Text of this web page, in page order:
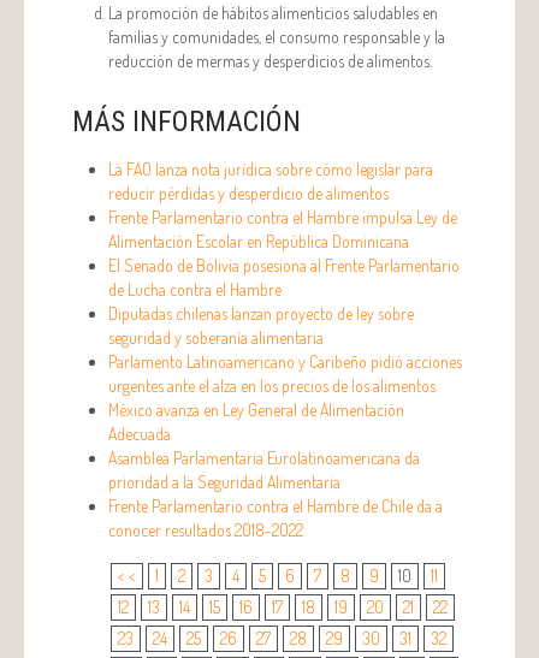
La promoción de hábitos alimenticios saludables en
familias y comunidades, el consumo responsable y la
reducción de mermas y desperdicios de alimentos.
MÁS INFORMACIÓN
La FAO lanza nota jurídica sobre cómo legislar para
reducir pérdidas y desperdicio de alimentos
Frente Parlamentario contra el Hambre impulsa Ley de
Alimentación Escolar en República Dominicana
El Senado de Bolivia posesiona al Frente Parlamentario
de Lucha contra el Hambre
Diputadas chilenas lanzan proyecto de ley sobre
seguridad y soberanía alimentaria
Parlamento Latinoamericano y Caribeño pidió acciones
urgentes ante el alza en los precios de los alimentos
México avanza en Ley General de Alimentación
Adecuada
Asamblea Parlamentaria Eurolatinoamericana da
prioridad a la Seguridad Alimentaria
Frente Parlamentario contra el Hambre de Chile da a
conocer resultados 2018-2022
< < 1 2 3 4 5 6 7 8 9 10
11
12
13 14 15 16 17 18 19 20 21
22
23
24 25 26 27 28 29 30 31
32